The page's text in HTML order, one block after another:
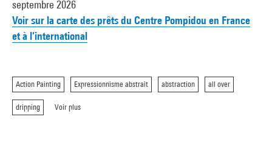
septembre 2026
Voir sur la carte des prêts du Centre Pompidou en France
et à l’international
Action Painting Expressionnisme abstrait abstraction all over
dripping Voir plus